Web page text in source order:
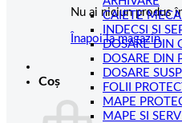
Nu ai niciun produs
Înapoi la magazin
Coș
CAIETE
INDECSI SI
DOSARE DIN
DOSARE DIN
DOSARE
FOLII
MAPE
MAPE SI